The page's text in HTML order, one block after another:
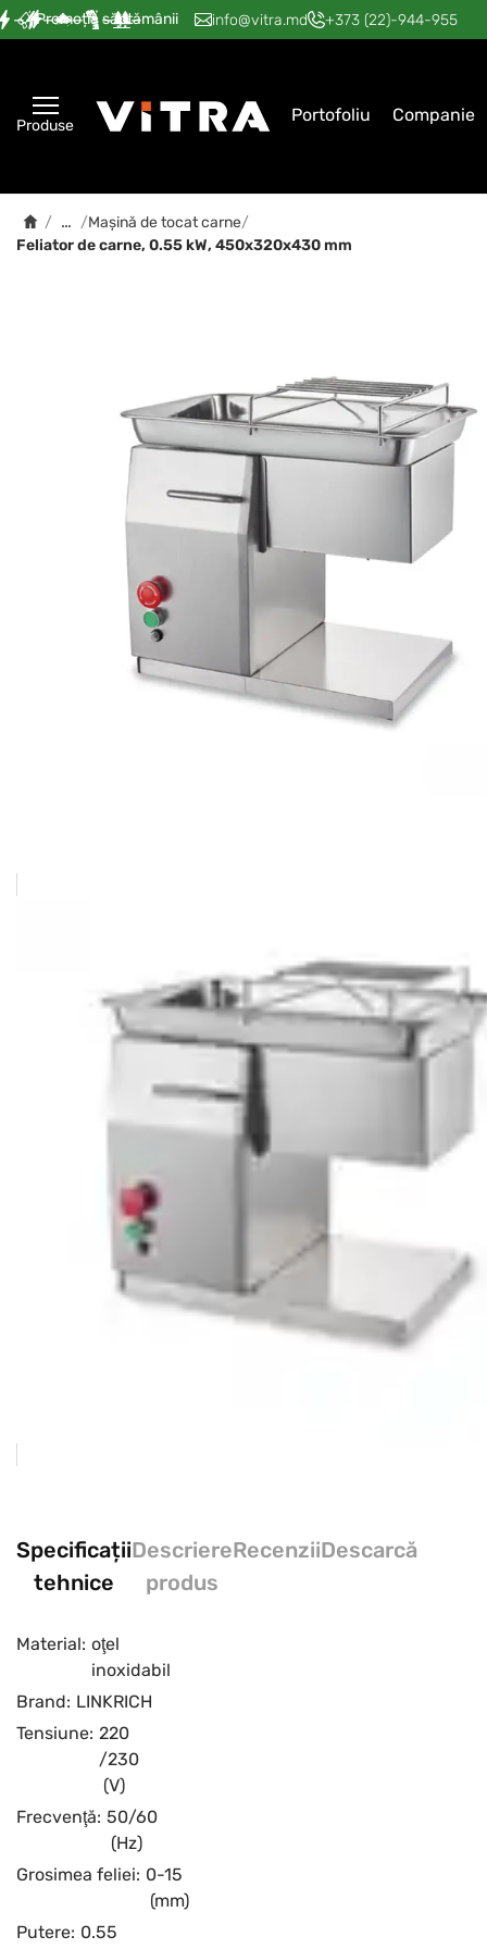
Promoția săptămânii
— — — — — info@vitra.md +373 (22)-944-955
Produse Portofoliu Companie
/ … /Mașină de tocat carne/
Feliator de carne, 0.55 kW, 450x320x430 mm
Specificații
tehnice
Descriere
produs
RecenziiDescarcă
Material: oţel
inoxidabil
Brand: LINKRICH
Tensiune: 220
/230
(V)
Frecvenţă: 50/60
(Hz)
Grosimea feliei: 0-15
(mm)
Putere: 0.55